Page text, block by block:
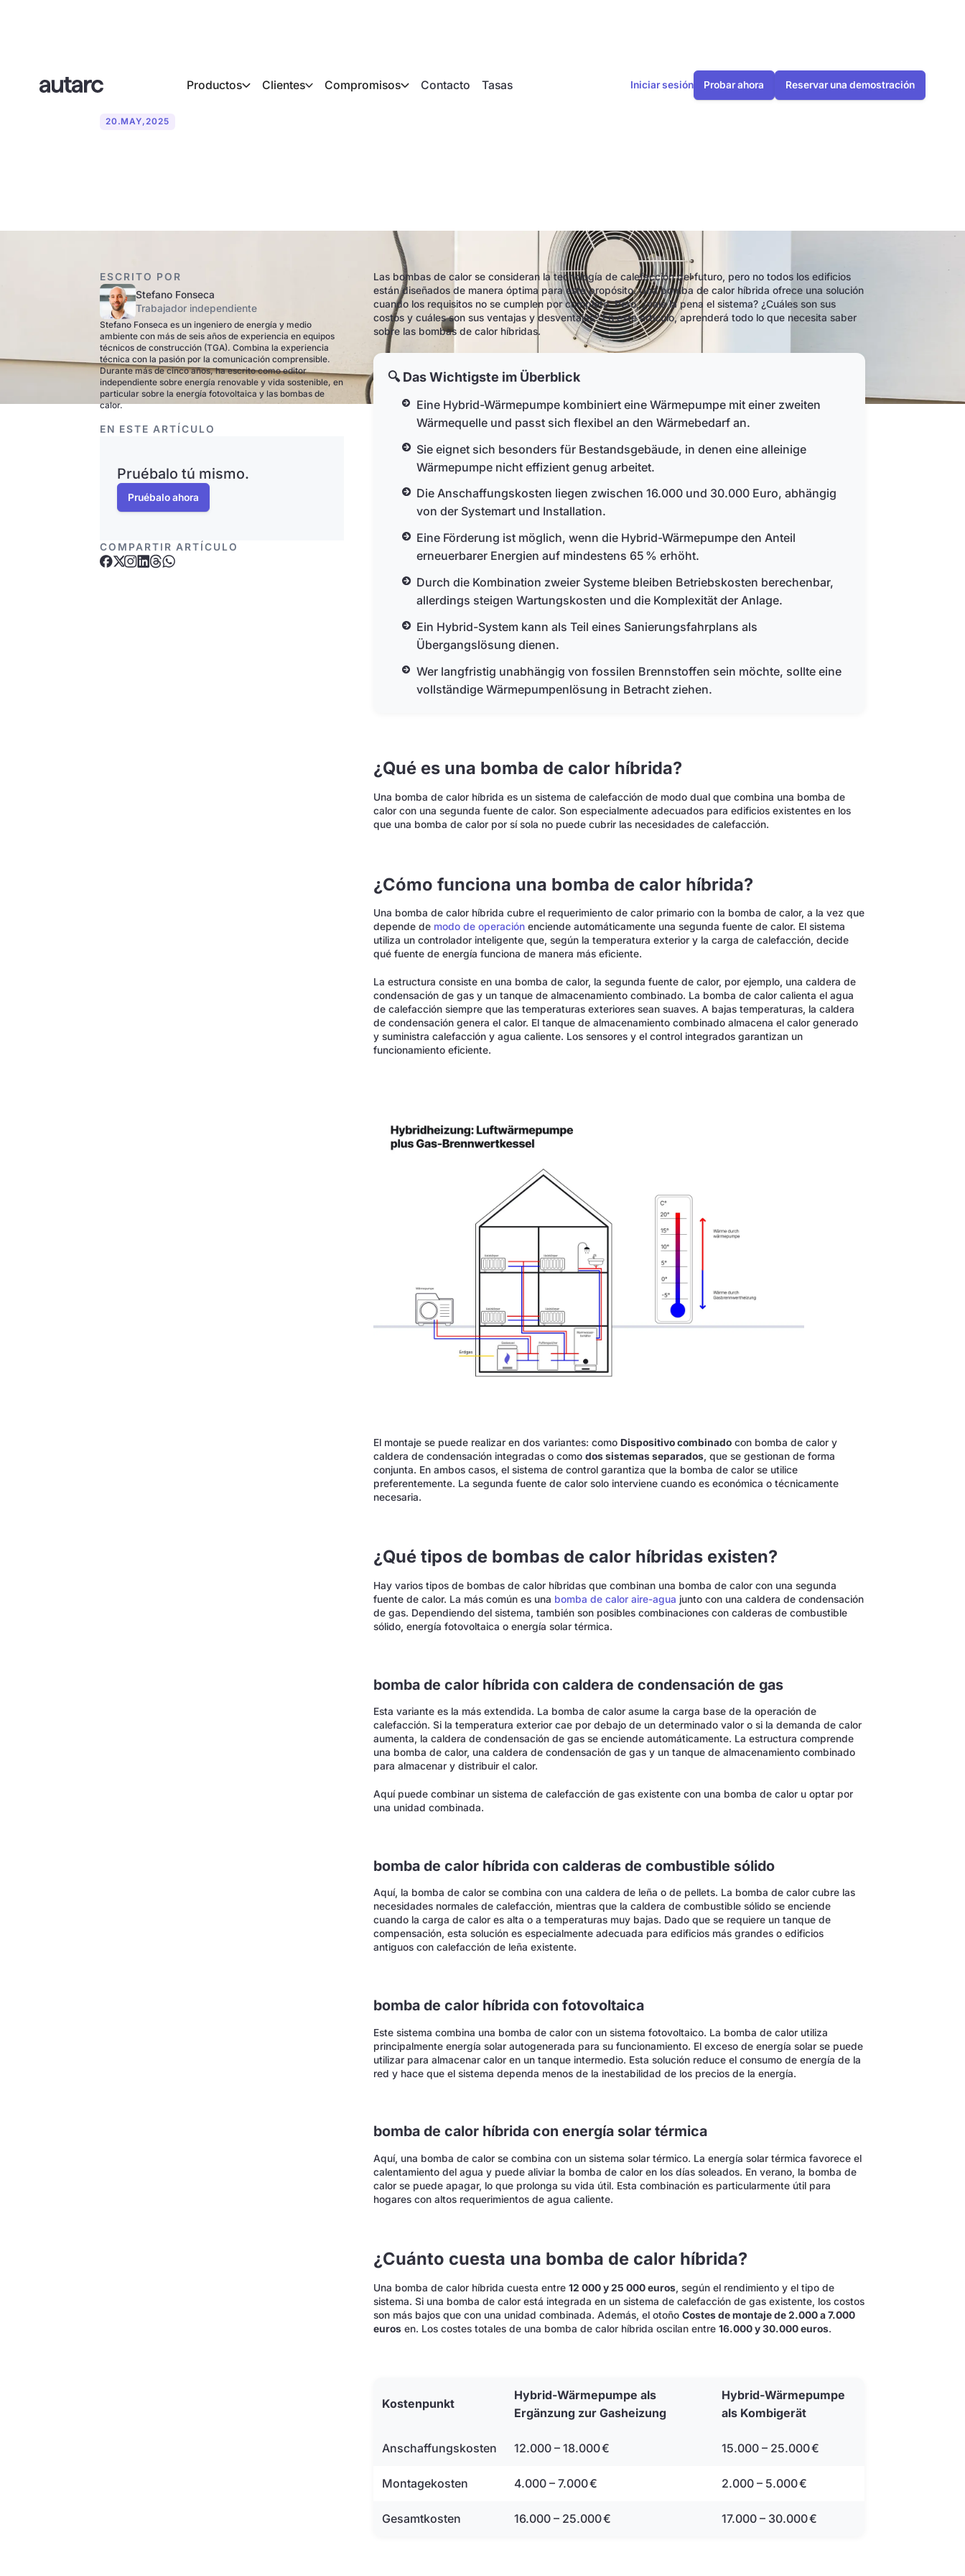
Productos Clientes Compromisos Contacto Tasas Iniciar sesión Probar ahora Reservar una demostración
20.MAY,2025
ESCRITO POR
Stefano Fonseca
Trabajador independiente
Stefano Fonseca es un ingeniero de energía y medio
ambiente con más de seis años de experiencia en equipos
técnicos de construcción (TGA). Combina la experiencia
técnica con la pasión por la comunicación comprensible.
Durante más de cinco años, ha escrito como editor
independiente sobre energía renovable y vida sostenible, en
particular sobre la energía fotovoltaica y las bombas de
calor.
EN ESTE ARTÍCULO
Pruébalo tú mismo.
Pruébalo ahora
COMPARTIR ARTÍCULO
Las bombas de calor se consideran la tecnología de calefacción del futuro, pero no todos los edificios
están diseñados de manera óptima para este propósito. Una bomba de calor híbrida ofrece una solución
cuando los requisitos no se cumplen por completo. Pero, ¿vale la pena el sistema? ¿Cuáles son sus
costos y cuáles son sus ventajas y desventajas? En este artículo, aprenderá todo lo que necesita saber
sobre las bombas de calor híbridas.
🔍 Das Wichtigste im Überblick
Eine Hybrid-Wärmepumpe kombiniert eine Wärmepumpe mit einer zweiten
Wärmequelle und passt sich flexibel an den Wärmebedarf an.
Sie eignet sich besonders für Bestandsgebäude, in denen eine alleinige
Wärmepumpe nicht effizient genug arbeitet.
Die Anschaffungskosten liegen zwischen 16.000 und 30.000 Euro, abhängig
von der Systemart und Installation.
Eine Förderung ist möglich, wenn die Hybrid-Wärmepumpe den Anteil
erneuerbarer Energien auf mindestens 65 % erhöht.
Durch die Kombination zweier Systeme bleiben Betriebskosten berechenbar,
allerdings steigen Wartungskosten und die Komplexität der Anlage.
Ein Hybrid-System kann als Teil eines Sanierungsfahrplans als
Übergangslösung dienen.
Wer langfristig unabhängig von fossilen Brennstoffen sein möchte, sollte eine
vollständige Wärmepumpenlösung in Betracht ziehen.
¿Qué es una bomba de calor híbrida?
Una bomba de calor híbrida es un sistema de calefacción de modo dual que combina una bomba de
calor con una segunda fuente de calor. Son especialmente adecuados para edificios existentes en los
que una bomba de calor por sí sola no puede cubrir las necesidades de calefacción.
¿Cómo funciona una bomba de calor híbrida?
Una bomba de calor híbrida cubre el requerimiento de calor primario con la bomba de calor, a la vez que
depende de modo de operación enciende automáticamente una segunda fuente de calor. El sistema
utiliza un controlador inteligente que, según la temperatura exterior y la carga de calefacción, decide
qué fuente de energía funciona de manera más eficiente.
La estructura consiste en una bomba de calor, la segunda fuente de calor, por ejemplo, una caldera de
condensación de gas y un tanque de almacenamiento combinado. La bomba de calor calienta el agua
de calefacción siempre que las temperaturas exteriores sean suaves. A bajas temperaturas, la caldera
de condensación genera el calor. El tanque de almacenamiento combinado almacena el calor generado
y suministra calefacción y agua caliente. Los sensores y el control integrados garantizan un
funcionamiento eficiente.
El montaje se puede realizar en dos variantes: como Dispositivo combinado con bomba de calor y
caldera de condensación integradas o comodos sistemas separados , que se gestionan de forma
conjunta. En ambos casos, el sistema de control garantiza que la bomba de calor se utilice
preferentemente. La segunda fuente de calor solo interviene cuando es económica o técnicamente
necesaria.
¿Qué tipos de bombas de calor híbridas existen?
Hay varios tipos de bombas de calor híbridas que combinan una bomba de calor con una segunda
fuente de calor. La más común es una bomba de calor aire-agua junto con una caldera de condensación
de gas. Dependiendo del sistema, también son posibles combinaciones con calderas de combustible
sólido, energía fotovoltaica o energía solar térmica.
bomba de calor híbrida con caldera de condensación de gas
Esta variante es la más extendida. La bomba de calor asume la carga base de la operación de
calefacción. Si la temperatura exterior cae por debajo de un determinado valor o si la demanda de calor
aumenta, la caldera de condensación de gas se enciende automáticamente. La estructura comprende
una bomba de calor, una caldera de condensación de gas y un tanque de almacenamiento combinado
para almacenar y distribuir el calor.
Aquí puede combinar un sistema de calefacción de gas existente con una bomba de calor u optar por
una unidad combinada.
bomba de calor híbrida con calderas de combustible sólido
Aquí, la bomba de calor se combina con una caldera de leña o de pellets. La bomba de calor cubre las
necesidades normales de calefacción, mientras que la caldera de combustible sólido se enciende
cuando la carga de calor es alta o a temperaturas muy bajas. Dado que se requiere un tanque de
compensación, esta solución es especialmente adecuada para edificios más grandes o edificios
antiguos con calefacción de leña existente.
bomba de calor híbrida con fotovoltaica
Este sistema combina una bomba de calor con un sistema fotovoltaico. La bomba de calor utiliza
principalmente energía solar autogenerada para su funcionamiento. El exceso de energía solar se puede
utilizar para almacenar calor en un tanque intermedio. Esta solución reduce el consumo de energía de la
red y hace que el sistema dependa menos de la inestabilidad de los precios de la energía.
bomba de calor híbrida con energía solar térmica
Aquí, una bomba de calor se combina con un sistema solar térmico. La energía solar térmica favorece el
calentamiento del agua y puede aliviar la bomba de calor en los días soleados. En verano, la bomba de
calor se puede apagar, lo que prolonga su vida útil. Esta combinación es particularmente útil para
hogares con altos requerimientos de agua caliente.
¿Cuánto cuesta una bomba de calor híbrida?
Una bomba de calor híbrida cuesta entre12 000 y 25 000 euros , según el rendimiento y el tipo de
sistema. Si una bomba de calor está integrada en un sistema de calefacción de gas existente, los costos
son más bajos que con una unidad combinada. Además, el otoñoCostes de montaje de 2.000 a 7.000
euros en. Los costes totales de una bomba de calor híbrida oscilan entre16.000 y 30.000 euros.
Kostenpunkt
Hybrid-Wärmepumpe als
Ergänzung zur Gasheizung
Hybrid-Wärmepumpe
als Kombigerät
Anschaffungskosten 12.000 – 18.000 € 15.000 – 25.000 €
Montagekosten 4.000 – 7.000 € 2.000 – 5.000 €
Gesamtkosten 16.000 – 25.000 € 17.000 – 30.000 €